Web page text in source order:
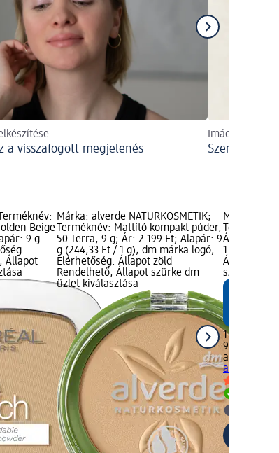
a visszafogott megjelenés
Imádjuk a
Szemtelen
Beige
9 g
Állapot
Márka: alverde NATURKOSMETIK;
Terméknév: Mattító kompakt púder,
50 Terra, 9 g; Ár: 2 199 Ft; Alapár: 9
g (244,33 Ft / 1 g); dm márka logó;
Elérhetőség: Állapot zöld
Rendelhető, Állapot szürke dm
üzlet kiválasztása
Márka:
Ár: 1 799
1 g); dm
Állapot
szürke dm
1 799 Ft
9 g (199,89
alverde
arcpúder, 9